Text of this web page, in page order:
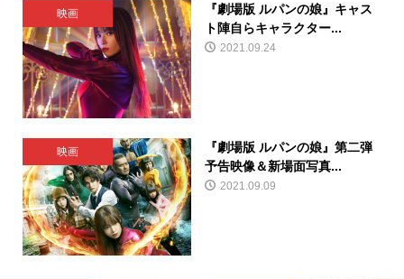
映画
『劇場版 ルパンの娘』キャス
ト陣自らキャラクター...
2021.09.24
映画
『劇場版 ルパンの娘』第二弾
予告映像＆新場面写真...
2021.09.09